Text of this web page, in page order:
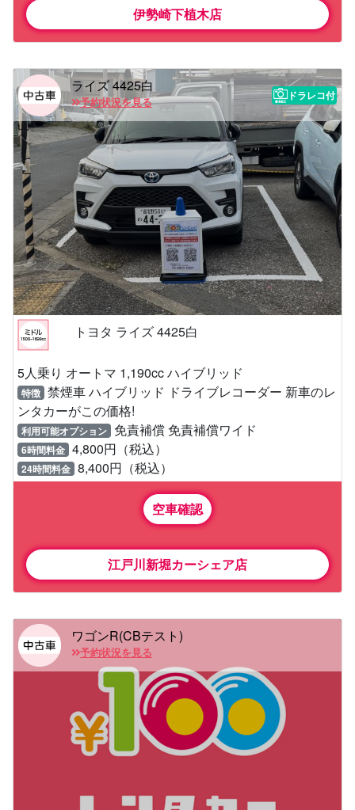
伊勢崎下植木店
ライズ 4425白
予約状況を見る
ドラレコ付
トヨタ ライズ 4425白
5人乗り オートマ 1,190cc ハイブリッド
特徴 禁煙車 ハイブリッド ドライブレコーダー 新車のレ
ンタカーがこの価格!
利用可能オプション 免責補償 免責補償ワイド
6時間料金 4,800円（税込）
24時間料金 8,400円（税込）
空車確認
江戸川新堀カーシェア店
ワゴンR(CBテスト)
予約状況を見る